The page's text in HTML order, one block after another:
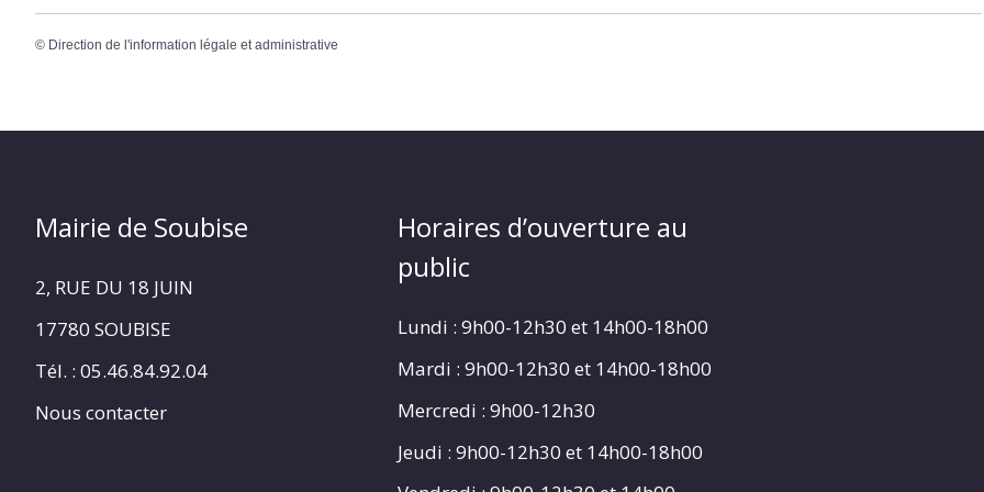
© Direction de l'information légale et administrative
Mairie de Soubise
2, RUE DU 18 JUIN
17780 SOUBISE
Tél. : 05.46.84.92.04
Nous contacter
Horaires d’ouverture au
public
Lundi : 9h00-12h30 et 14h00-18h00
Mardi : 9h00-12h30 et 14h00-18h00
Mercredi : 9h00-12h30
Jeudi : 9h00-12h30 et 14h00-18h00